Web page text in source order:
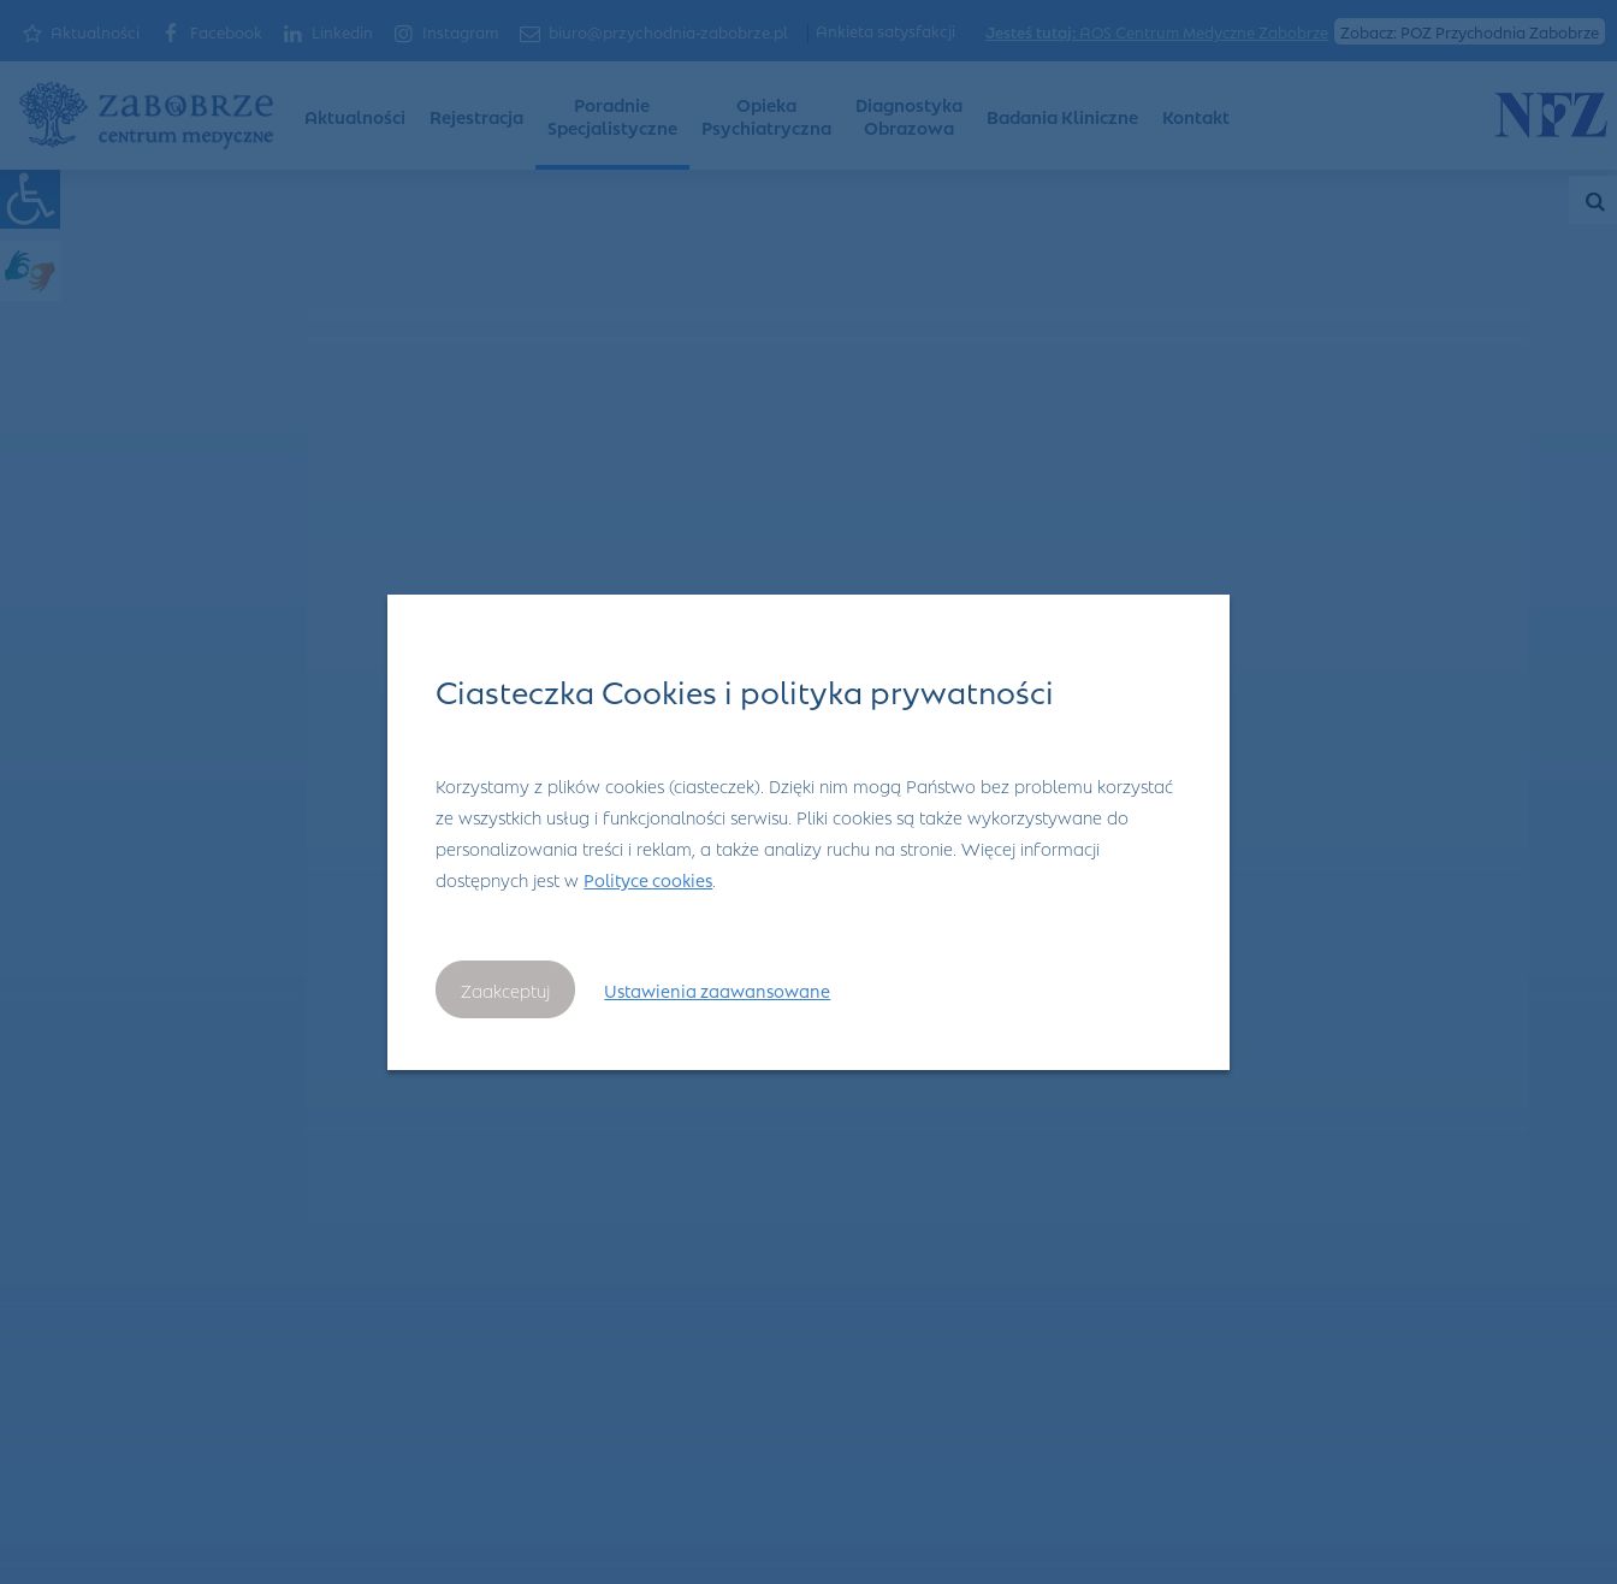
Aktualności Facebook Linkedin Instagram biuro@przychodnia-zabobrze.pl Ankieta satysfakcji Zobacz: POZ Przychodnia Zabobrze
Aktualności Rejestracja
Poradnie
Specjalistyczne
Opieka
Psychiatryczna
Diagnostyka
Obrazowa
Badania Kliniczne Kontakt
Ciasteczka Cookies i polityka prywatności
Korzystamy z plików cookies (ciasteczek). Dzięki nim mogą Państwo bez problemu korzystać
ze wszystkich usług i funkcjonalności serwisu. Pliki cookies są także wykorzystywane do
personalizowania treści i reklam, a także analizy ruchu na stronie. Więcej informacji
dostępnych jest w Polityce cookies
Zaakceptuj Ustawienia zaawansowane